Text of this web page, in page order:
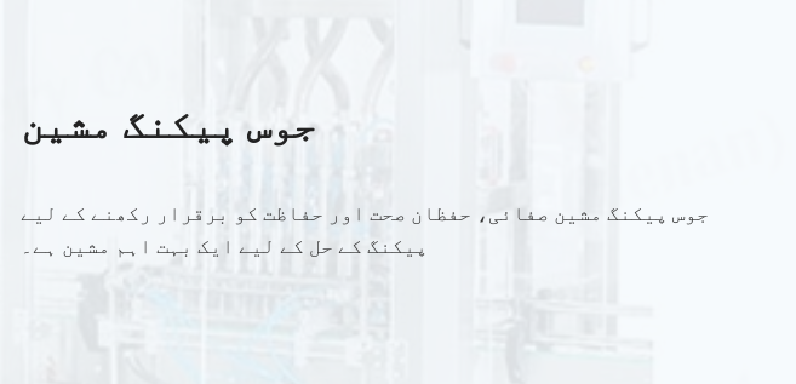
جوس پیکنگ مشین
جوس پیکنگ مشین صفائی، حفظان صحت اور حفاظت کو برقرار رکھنے کے لیے
پیکنگ کے حل کے لیے ایک بہت اہم مشین ہے۔